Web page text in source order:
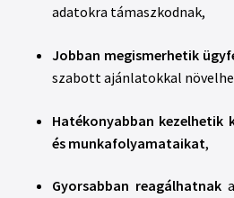
adatokra támaszkodnak,
Jobban megismerhetik
szabott ajánlatokkal
Hatékonyabban kezelhetik
és munkafolyamataikat,
Gyorsabban reagálhatnaka